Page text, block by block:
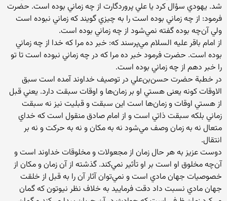
شد. يهودي سؤال كرد يا علي پروردگارت از چه زماني بوده است. حضرت
فرمود: از چه زماني بوده است را به چيزي گويند كه زماني نبوده است
ولي آن‌چه بوده گفته نمي‌شود از چه زماني بوده است.
از امام باقر عليه السلام مي‌پرسند كه: خبر ده مرا كه خدا از چه زماني
بوده است. حضرت فرمود خبر ده مرا كه در چه زماني نبوده است تا تو
را خبر دهم از چه زماني بوده است.
در خطبة حضرت حسن‌بن‌علي در توصيف خداوند آمده است سبق
الاوقات كونه یعنی هستي او بر زمان‌ها و اوقات سبقت دارد. يعني قبل
از هستي اوقات و زمان‌ها است اين سبقت و قبليت نيز نه سبقت
زماني بلكه سبقت ذاتي است و از امام صادق منقول است كه خداي
متعال نه به زمان وصف مي‌شود نه به مكان و نه به حركت و نه بر
انتقال.
دوست عزيز به هر حال زمان از مجعولات و مخلوقات خداوند است و
آن‌چه مخلوق او است بر او تأثير نمي‌كند. گذشته از آن زمان و مكان از
خصوصيات جهان مادي است و نمي‌توان آثار آن را به قبل از خلقت
جهان مادي نسبت داد دقت فرماييد به خلاف نظر نيوتون كه گمان